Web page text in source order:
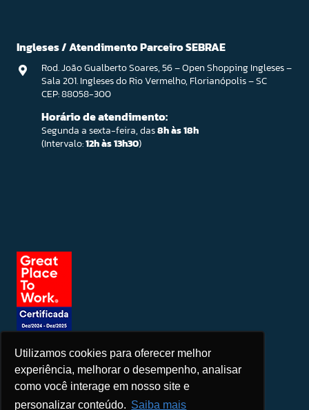
Utilizamos cookies para oferecer melhor
experiência, melhorar o desempenho, analisar
como você interage em nosso site e
personalizar conteúdo. Saiba mais
Ingleses / Atendimento Parceiro SEBRAE
Rod. João Gualberto Soares, 56 – Open Shopping Ingleses –
Sala 201. Ingleses do Rio Vermelho, Florianópolis – SC
CEP: 88058-300
Horário de atendimento:
Segunda a sexta-feira, das8h às 18h
(Intervalo:12h às 13h30)
Seja um patrocinador